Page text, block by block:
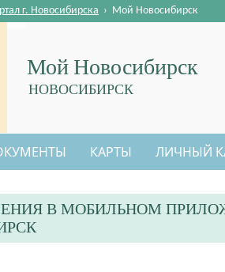
Мой Новосибирск
НОВОСИБИРСК
г. Новосибирска › Мой Новосибирск
КАРТЫ ЛИЧНЫЙ
В МОБИЛЬНОМ